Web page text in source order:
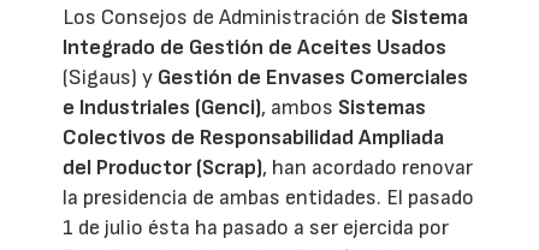
Los Consejos de Administración de Sistema
Integrado de Gestión de Aceites Usados
(Sigaus) y Gestión de Envases Comerciales
e Industriales (Genci), ambos Sistemas
Colectivos de Responsabilidad Ampliada
del Productor (Scrap), han acordado renovar
la presidencia de ambas entidades. El pasado
1 de julio ésta ha pasado a ser ejercida por